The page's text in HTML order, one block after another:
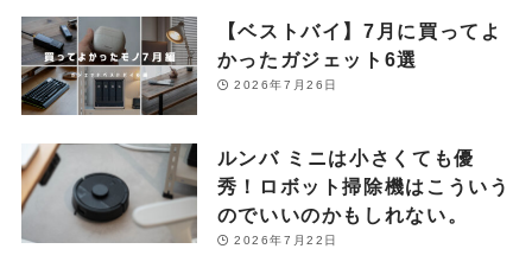
【ベストバイ】7月に買ってよ
かったガジェット6選
2026年7月26日
ルンバ ミニは小さくても優
秀！ロボット掃除機はこういう
のでいいのかもしれない。
2026年7月22日